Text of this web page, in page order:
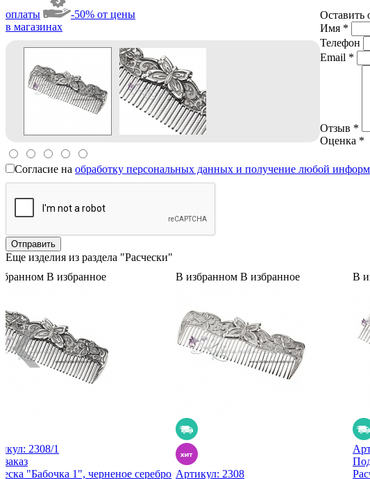
оплаты
-50% от цены
в магазинах
Оставить
Имя *
Телефон
Email *
Отзыв *
Оценка *
Согласие на обработку персональных данных и получение любой
Еще изделия из раздела "Расчески"
В избранное
2308/1
"Бабочка 1", черненое серебро
В избранном В избранное
Артикул: 2308
В